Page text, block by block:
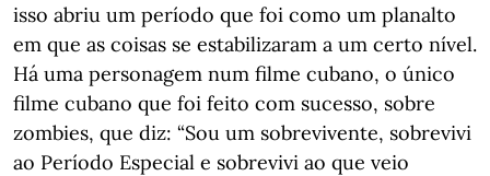
isso abriu um período que foi como um planalto
em que as coisas se estabilizaram a um certo nível.
Há uma personagem num filme cubano, o único
filme cubano que foi feito com sucesso, sobre
zombies, que diz: “Sou um sobrevivente, sobrevivi
ao Período Especial e sobrevivi ao que veio